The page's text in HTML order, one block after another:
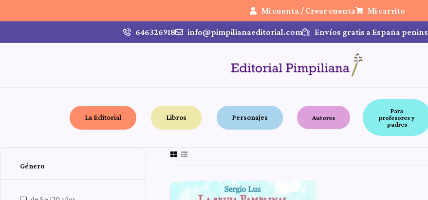
Mi cuenta / Crear cuenta Mi carrito
646326918 info@pimpilianaeditorial.com Envíos gratis a España
La Editorial Libros Personajes Autores
Para
profesores y
padres
Género